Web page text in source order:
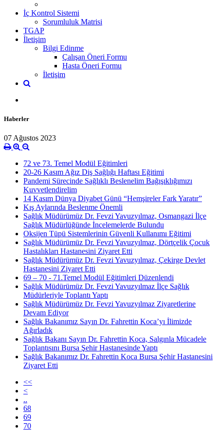
İç Kontrol Sistemi
Sorumluluk Matrisi
TGAP
İletişim
Bilgi Edinme
Çalışan Öneri Formu
Hasta Öneri Formu
İletişim
Haberler
07 Ağustos 2023
72 ve 73. Temel Modül Eğitimleri
20-26 Kasım Ağız Diş Sağlığı Haftası Eğitimi
Pandemi Sürecinde Sağlıklı Beslenelim Bağışıklığımızı
Kuvvetlendirelim
14 Kasım Dünya Diyabet Günü “Hemşireler Fark Yaratır”
Kış Aylarında Beslenme Önemli
Sağlık Müdürümüz Dr. Fevzi Yavuzyılmaz, Osmangazi İlçe
Sağlık Müdürlüğünde İncelemelerde Bulundu
Oksijen Tüpü Sistemlerinin Güvenli Kullanımı Eğitimi
Sağlık Müdürümüz Dr. Fevzi Yavuzyılmaz, Dörtçelik Çocuk
Hastalıkları Hastanesini Ziyaret Etti
Sağlık Müdürümüz Dr. Fevzi Yavuzyılmaz, Çekirge Devlet
Hastanesini Ziyaret Etti
69 – 70 - 71.Temel Modül Eğitimleri Düzenlendi
Sağlık Müdürümüz Dr. Fevzi Yavuzyılmaz İlçe Sağlık
Müdürleriyle Toplantı Yaptı
Sağlık Müdürümüz Dr. Fevzi Yavuzyılmaz Ziyaretlerine
Devam Ediyor
Sağlık Bakanımız Sayın Dr. Fahrettin Koca’yı İlimizde
Ağırladık
Sağlık Bakanı Sayın Dr. Fahrettin Koca, Salgınla Mücadele
Toplantısını Bursa Şehir Hastanesinde Yaptı
Sağlık Bakanımız Dr. Fahrettin Koca Bursa Şehir Hastanesini
Ziyaret Etti
<<
<
..
68
69
70